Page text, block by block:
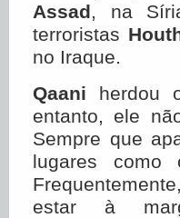
Assad, na
terroristas
no Iraque.
Qaani herdou
entanto, ele
Sempre que
lugares como
estar à